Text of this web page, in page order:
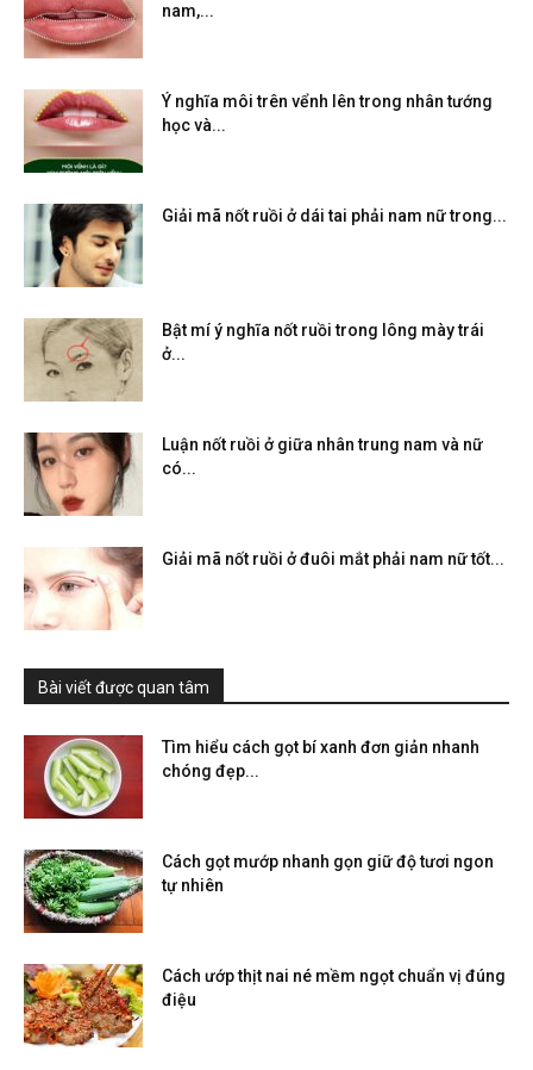
nam,...
Ý nghĩa môi trên vểnh lên trong nhân tướng
học và...
Giải mã nốt ruồi ở dái tai phải nam nữ trong...
Bật mí ý nghĩa nốt ruồi trong lông mày trái
ở...
Luận nốt ruồi ở giữa nhân trung nam và nữ
có...
Giải mã nốt ruồi ở đuôi mắt phải nam nữ tốt...
Bài viết được quan tâm
Tìm hiểu cách gọt bí xanh đơn giản nhanh
chóng đẹp...
Cách gọt mướp nhanh gọn giữ độ tươi ngon
tự nhiên
Cách ướp thịt nai né mềm ngọt chuẩn vị đúng
điệu